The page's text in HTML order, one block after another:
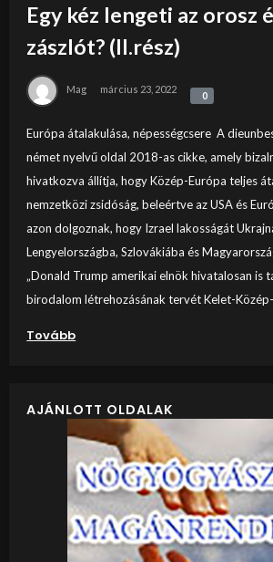
Egy kéz lengeti az orosz
zászlót? (II.rész)
Mag március 23, 2022
0
Európa átalakulása, népességcsere A
német nyelvű oldal 2018-as cikke, amely
hivatkozva állítja, hogy Közép-Európa teljes
nemzetközi zsidóság, beleértve az USA és
azon dolgoznak, hogy Izrael lakosságát
Lengyelországba, Szlovákiába és
„Donald Trump amerikai elnök hivatalosan is
birodalom létrehozásának tervét Kelet-
Tovább
AJÁNLOTT OLDALAK